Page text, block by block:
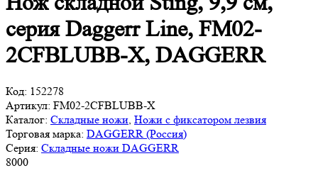
серия Daggerr Line, FM02-
2CFBLUBB-X, DAGGERR
Код: 152278
Артикул: FM02-2CFBLUBB-X
Каталог: Складные ножи Ножи с фиксатором лезвия
Торговая марка: DAGGERR (Россия)
Серия: Складные ножи DAGGERR
8000